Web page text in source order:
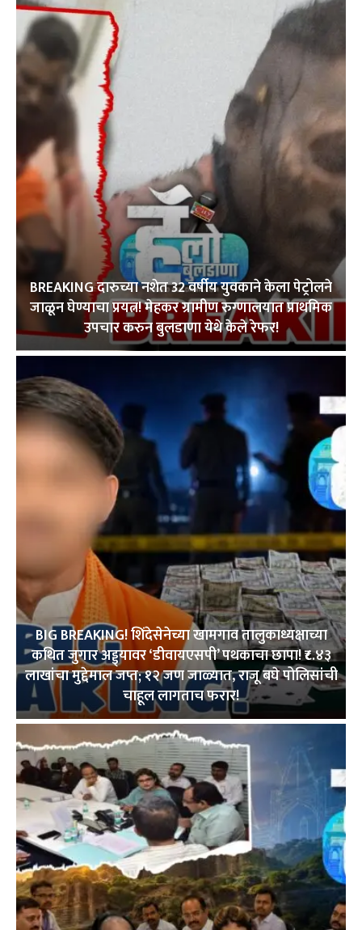
BREAKING दारुच्या नशेत 32 वर्षीय युवकाने केला पेट्रोलने
जाळून घेण्याचा प्रयत्न! मेहकर ग्रामीण रुग्णालयात प्राथमिक
उपचार करुन बुलडाणा येथे केले रेफर!
BIG BREAKING! शिंदेसेनेच्या खामगाव तालुकाध्यक्षाच्या
कथित जुगार अड्ड्यावर ‘डीवायएसपी’ पथकाचा छापा! ₹८.४३
लाखांचा मुद्देमाल जप्त; १२ जण जाळ्यात, राजू बघे पोलिसांची
चाहूल लागताच फरार!